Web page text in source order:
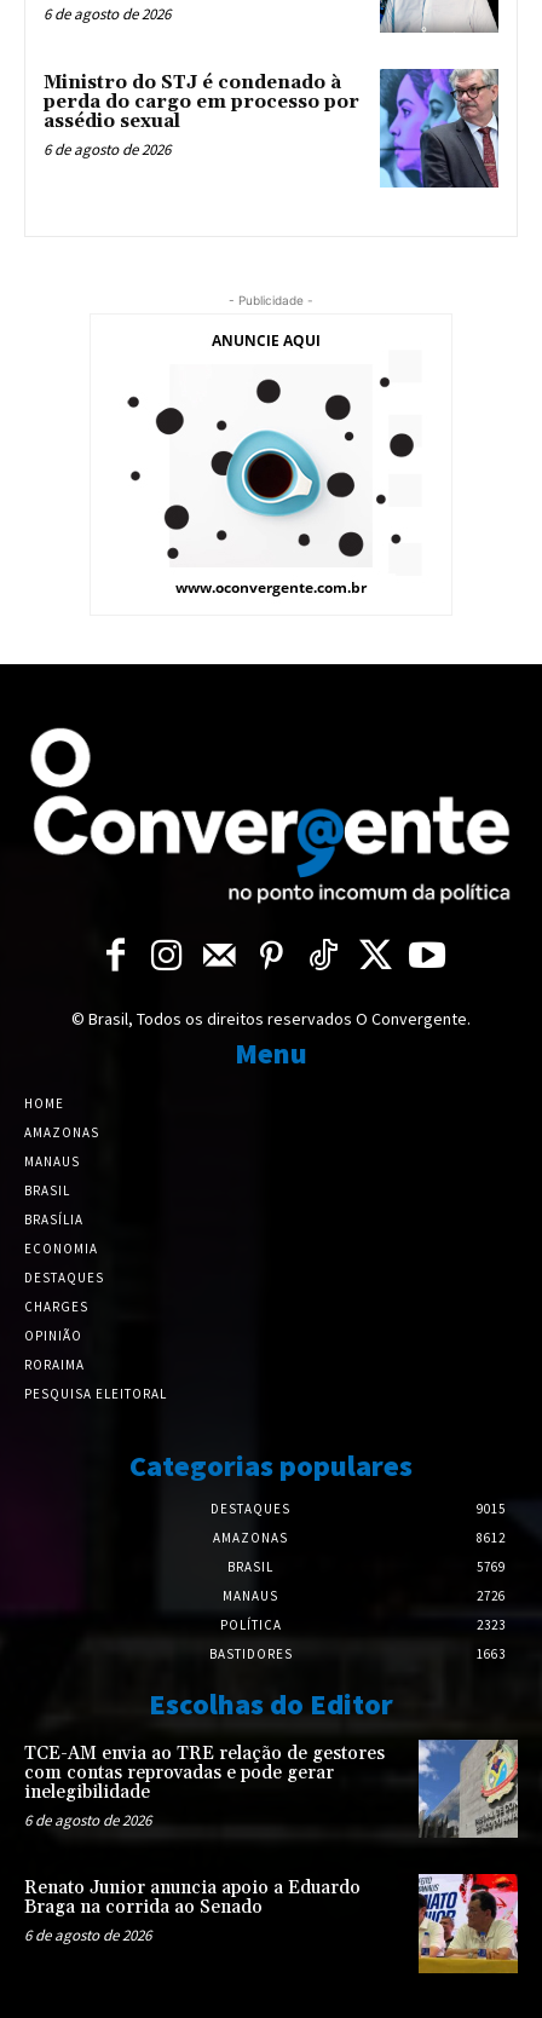
6 de agosto de 2026
Ministro do STJ é condenado à
perda do cargo em processo por
assédio sexual
6 de agosto de 2026
- Publicidade -
© Brasil, Todos os direitos reservados O Convergente.
Menu
HOME
AMAZONAS
MANAUS
BRASIL
BRASÍLIA
ECONOMIA
DESTAQUES
CHARGES
OPINIÃO
RORAIMA
PESQUISA ELEITORAL
Categorias populares
DESTAQUES
9015
AMAZONAS
8612
BRASIL
5769
MANAUS
2726
POLÍTICA
2323
BASTIDORES
1663
Escolhas do Editor
TCE-AM envia ao TRE relação de gestores
com contas reprovadas e pode gerar
inelegibilidade
6 de agosto de 2026
Renato Junior anuncia apoio a Eduardo
Braga na corrida ao Senado
6 de agosto de 2026